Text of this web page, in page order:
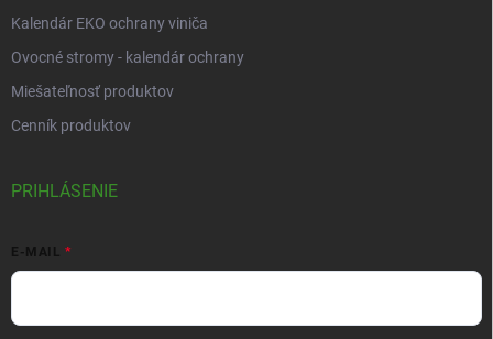
Kalendár EKO ochrany viniča
Ovocné stromy - kalendár ochrany
Miešateľnosť produktov
Cenník produktov
PRIHLÁSENIE
E-MAIL